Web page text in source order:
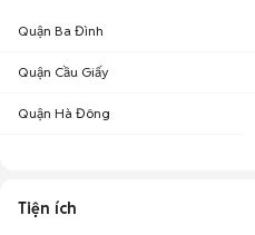
Quận Ba Đình
Quận Cầu Giấy
Quận Hà Đông
Tiện ích